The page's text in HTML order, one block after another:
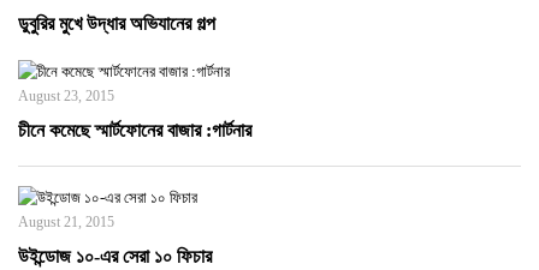
ডুবুরির মুখে উদ্ধার অভিযানের গল্প
August 23, 2015
চীনে কমেছে স্মার্টফোনের বাজার :গার্টনার
August 21, 2015
উইন্ডোজ ১০-এর সেরা ১০ ফিচার